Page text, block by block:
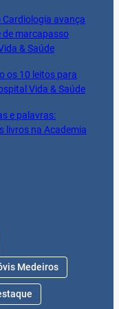
Cardiologia avança
marcapasso
& Saúde
os 10 leitos para
Vida & Saúde
e palavras:
livros na Academia
Medeiros